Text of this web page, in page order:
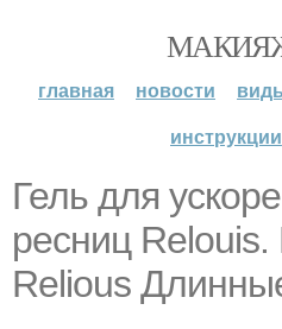
главная новости
инструкции
Гель для
ресниц Relouis.
Relious